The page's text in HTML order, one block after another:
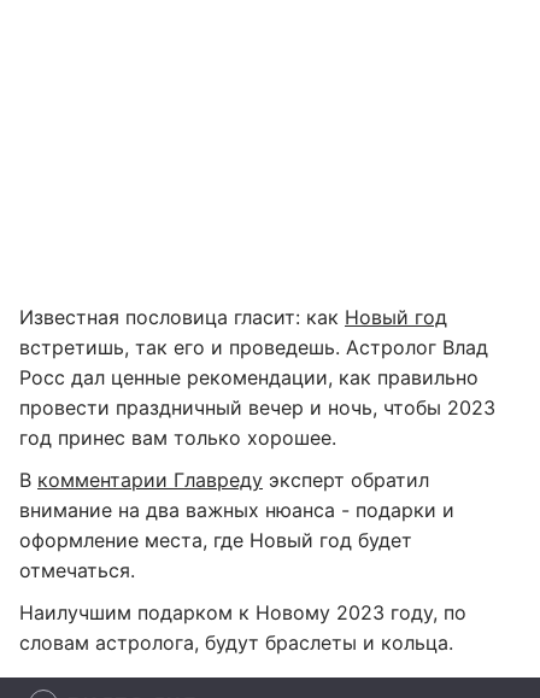
Известная пословица гласит: как Новый год
встретишь, так его и проведешь. Астролог Влад
Росс дал ценные рекомендации, как правильно
провести праздничный вечер и ночь, чтобы 2023
год принес вам только хорошее.
В комментарии Главреду эксперт обратил
внимание на два важных нюанса - подарки и
оформление места, где Новый год будет
отмечаться.
Наилучшим подарком к Новому 2023 году, по
словам астролога, будут браслеты и кольца.